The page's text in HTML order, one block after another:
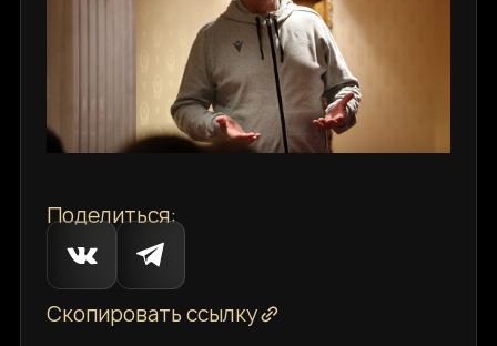
Поделиться:
Скопировать ссылку